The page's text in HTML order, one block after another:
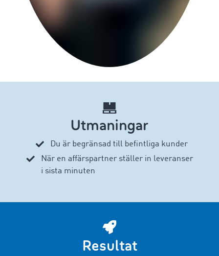
Utmaningar
Du är begränsad till befintliga kunder
När en affärspartner ställer in leveranser
i sista minuten
Resultat